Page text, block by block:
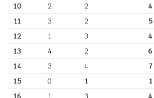
10
2 2 4
11
3 2 5
12
1 3 4
13
4 2 6
14
3 4 7
15
0 1 1
16
1 3 4